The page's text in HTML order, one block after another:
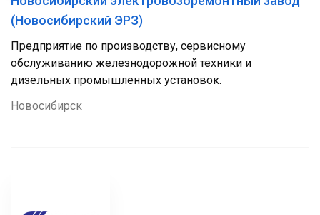
(Новосибирский ЭРЗ)
Предприятие по производству, сервисному
обслуживанию железнодорожной техники и
дизельных промышленных установок.
Новосибирск